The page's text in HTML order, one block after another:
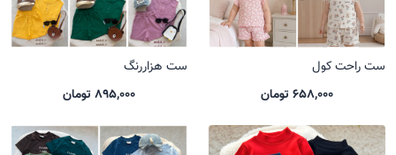
ست راحت کول
658,000 تومان
ست هزاررنگ
895,000 تومان